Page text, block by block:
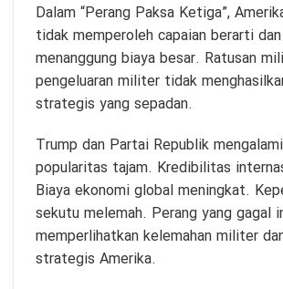
Dalam “Perang Paksa Ketiga”,
tidak memperoleh capaian berarti
menanggung biaya besar. Ratusan
pengeluaran militer tidak
strategis yang sepadan.
Trump dan Partai Republik
popularitas tajam. Kredibilitas
Biaya ekonomi global meningkat.
sekutu melemah. Perang yang gagal
memperlihatkan kelemahan militer
strategis Amerika.